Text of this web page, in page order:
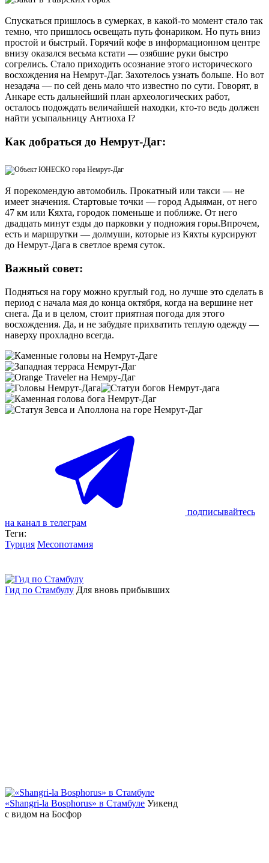
Спускаться пришлось в сумерках, в какой-то момент стало так
темно, что пришлось освещать путь фонариком. Но путь вниз
простой и быстрый. Горячий кофе в информационном центре
внизу оказался весьма кстати — озябшие руки быстро
согрелись. Стало приходить осознание этого исторического
восхождения на Немрут-Даг. Захотелось узнать больше. Но вот
незадача — по сей день мало что известно по сути. Говорят, в
Анкаре есть дальнейший план археологических работ,
осталось подождать величайшей находки, кто-то ведь должен
найти усыпальницу Антиоха I?
Как добраться до Немрут-Даг:
Я порекомендую автомобиль. Прокатный или такси — не
имеет значения. Стартовые точки — город Адыяман, от него
47 км или Кяхта, городок поменьше и поближе. От него
двадцать минут езды до парковки у подножия горы.Впрочем,
есть и маршрутки — долмуши, которые из Кяхты курсируют
до Немрут-Дага в светлое время суток.
Важный совет:
Подняться на гору можно круглый год, но лучше это сделать в
период с начала мая до конца октября, когда на вершине нет
снега. Да и в целом, стоит приятная погода для этого
восхождения. Да, и не забудьте прихватить теплую одежду —
наверху прохладно всегда.
подписывайтесь
на канал в телеграм
Теги:
Турция Месопотамия
Гид по Стамбулу Для вновь прибывших
«Shangri-la Bosphorus» в Стамбуле Уикенд
с видом на Босфор